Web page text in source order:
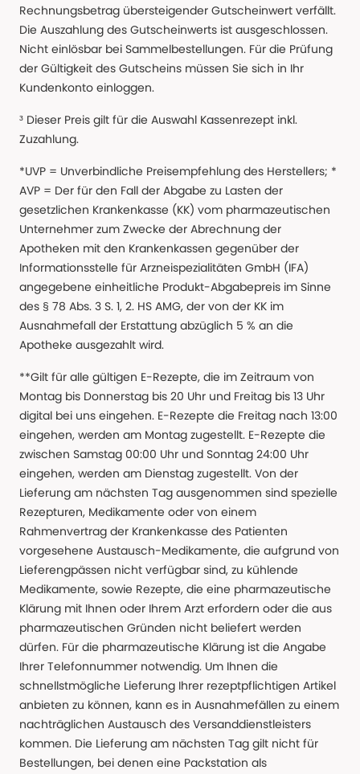
Rechnungsbetrag übersteigender Gutscheinwert verfällt.
Die Auszahlung des Gutscheinwerts ist ausgeschlossen.
Nicht einlösbar bei Sammelbestellungen. Für die Prüfung
der Gültigkeit des Gutscheins müssen Sie sich in Ihr
Kundenkonto einloggen.
³ Dieser Preis gilt für die Auswahl Kassenrezept inkl.
Zuzahlung.
*UVP = Unverbindliche Preisempfehlung des Herstellers; *
AVP = Der für den Fall der Abgabe zu Lasten der
gesetzlichen Krankenkasse (KK) vom pharmazeutischen
Unternehmer zum Zwecke der Abrechnung der
Apotheken mit den Krankenkassen gegenüber der
Informationsstelle für Arzneispezialitäten GmbH (IFA)
angegebene einheitliche Produkt-Abgabepreis im Sinne
des § 78 Abs. 3 S. 1, 2. HS AMG, der von der KK im
Ausnahmefall der Erstattung abzüglich 5 % an die
Apotheke ausgezahlt wird.
**Gilt für alle gültigen E-Rezepte, die im Zeitraum von
Montag bis Donnerstag bis 20 Uhr und Freitag bis 13 Uhr
digital bei uns eingehen. E-Rezepte die Freitag nach 13:00
eingehen, werden am Montag zugestellt. E-Rezepte die
zwischen Samstag 00:00 Uhr und Sonntag 24:00 Uhr
eingehen, werden am Dienstag zugestellt. Von der
Lieferung am nächsten Tag ausgenommen sind spezielle
Rezepturen, Medikamente oder von einem
Rahmenvertrag der Krankenkasse des Patienten
vorgesehene Austausch-Medikamente, die aufgrund von
Lieferengpässen nicht verfügbar sind, zu kühlende
Medikamente, sowie Rezepte, die eine pharmazeutische
Klärung mit Ihnen oder Ihrem Arzt erfordern oder die aus
pharmazeutischen Gründen nicht beliefert werden
dürfen. Für die pharmazeutische Klärung ist die Angabe
Ihrer Telefonnummer notwendig. Um Ihnen die
schnellstmögliche Lieferung Ihrer rezeptpflichtigen Artikel
anbieten zu können, kann es in Ausnahmefällen zu einem
nachträglichen Austausch des Versanddienstleisters
kommen. Die Lieferung am nächsten Tag gilt nicht für
Bestellungen, bei denen eine Packstation als